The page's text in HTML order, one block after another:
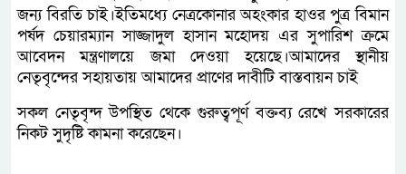
জন্য বিরতি চাই।ইতিমধ্যে নেত্রকোনার অহংকার হাওর পুত্র বিমান
পর্ষদ চেয়ারম্যান সাজ্জাদুল হাসান মহোদয় এর সুপারিশ ক্রমে
আবেদন মন্ত্রণালয়ে জমা দেওয়া হয়েছে।আমাদের স্থানীয়
নেতৃবৃন্দের সহায়তায় আমাদের প্রাণের দাবীটি বাস্তবায়ন চাই
সকল নেতৃবৃন্দ উপস্থিত থেকে গুরুত্বপূর্ণ বক্তব্য রেখে সরকারের
নিকট সুদৃষ্টি কামনা করেছেন।